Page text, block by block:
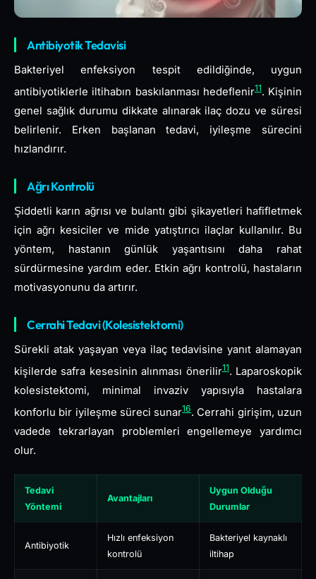
Antibiyotik Tedavisi
Bakteriyel enfeksiyon tespit edildiğinde, uygun
antibiyotiklerle iltihabın baskılanması hedeflenir11. Kişinin
genel sağlık durumu dikkate alınarak ilaç dozu ve süresi
belirlenir. Erken başlanan tedavi, iyileşme sürecini
hızlandırır.
Ağrı Kontrolü
Şiddetli karın ağrısı ve bulantı gibi şikayetleri hafifletmek
için ağrı kesiciler ve mide yatıştırıcı ilaçlar kullanılır. Bu
yöntem, hastanın günlük yaşantısını daha rahat
sürdürmesine yardım eder. Etkin ağrı kontrolü, hastaların
motivasyonunu da artırır.
Cerrahi Tedavi (Kolesistektomi)
Sürekli atak yaşayan veya ilaç tedavisine yanıt alamayan
kişilerde safra kesesinin alınması önerilir11. Laparoskopik
kolesistektomi, minimal invaziv yapısıyla hastalara
konforlu bir iyileşme süreci sunar16. Cerrahi girişim, uzun
vadede tekrarlayan problemleri engellemeye yardımcı
olur.
Tedavi
Yöntemi
Avantajları
Uygun Olduğu
Durumlar
Antibiyotik
Hızlı enfeksiyon
kontrolü
Bakteriyel kaynaklı
iltihap